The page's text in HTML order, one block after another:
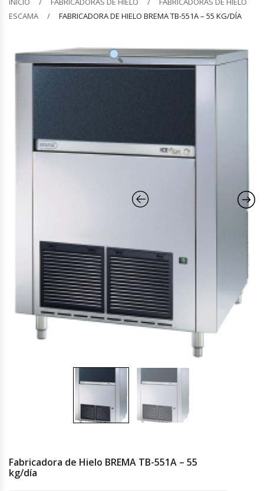
Barquilleras
Batidoras
Calentadores De Platos
Cocedoras De Pastas
Cocinas Industriales
Encimeras Eléctricas
Congeladoras Tapa Dura
Congeladores Verticales
Cortadoras De Fiambre
ESCAMA
FABRICADORA DE HIELO BREMA TB-551A – 55 KG/DÍA
Fabricadora de Hielo BREMA TB-551A – 55
kg/día